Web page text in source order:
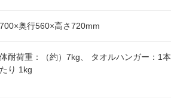
奥行560×高さ720mm
耐荷重：（約）7kg、 タオルハンガー：1本
り 1kg